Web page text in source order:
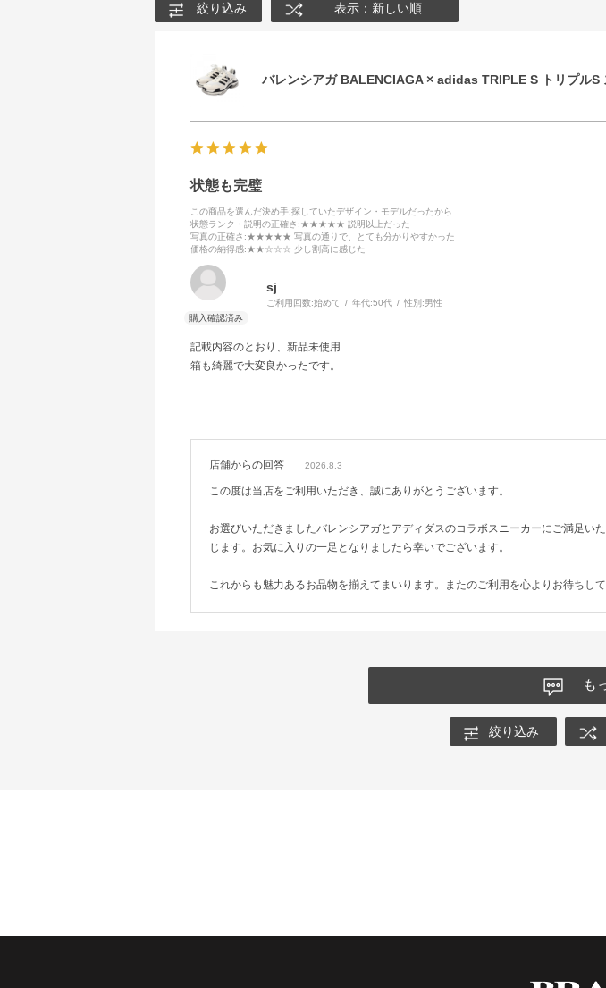
絞り込み 表示：新しい順
バレンシアガ BALENCIAGA × adidas TRIPLE S トリプルS
状態も完璧
この商品を選んだ決め手:探していたデザイン・モデルだったから
状態ランク・説明の正確さ :★★★★★ 説明以上だった
写真の正確さ :★★★★★ 写真の通りで、とても分かりやすかった
価格の納得感:★★☆☆☆ 少し割高に感じた
sj
ご利用回数:始めて 年代:50代 性別:男性
記載内容のとおり、新品未使用
箱も綺麗で大変良かったです。
店舗からの回答 2026.8.3
この度は当店をご利用いただき、誠にありがとうございます。
お選びいただきましたバレンシアガとアディダスのコラボスニーカーにご満足い
じます。お気に入りの一足となりましたら幸いでございます。
これからも魅力あるお品物を揃えてまいります。またのご利用を心よりお待ちして
も
絞り込み